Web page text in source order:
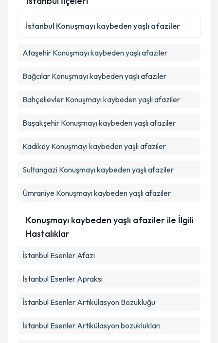
Kişisel verilerimin işlenmesine ilişkin
Aydınlatma
Metni'ni okudum ve kişisel verilerimin belirtilen
Takvim Talebini Gönder
İstanbul Konuşmayı kaybeden yaşlı afaziler
Ataşehir Konuşmayı kaybeden yaşlı afaziler
Bağcılar Konuşmayı kaybeden yaşlı afaziler
Bahçelievler Konuşmayı kaybeden yaşlı afaziler
Başakşehir Konuşmayı kaybeden yaşlı afaziler
Kadıköy Konuşmayı kaybeden yaşlı afaziler
Sultangazi Konuşmayı kaybeden yaşlı afaziler
Ümraniye Konuşmayı kaybeden yaşlı afaziler
Konuşmayı kaybeden yaşlı afaziler ile İlgili
Hastalıklar
İstanbul Esenler Afazi
İstanbul Esenler Apraksi
İstanbul Esenler Artikülasyon Bozukluğu
İstanbul Esenler Artikülasyon bozuklukları